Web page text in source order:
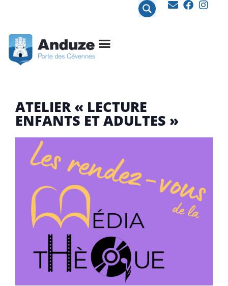
ATELIER « LECTURE
ENFANTS ET ADULTES »